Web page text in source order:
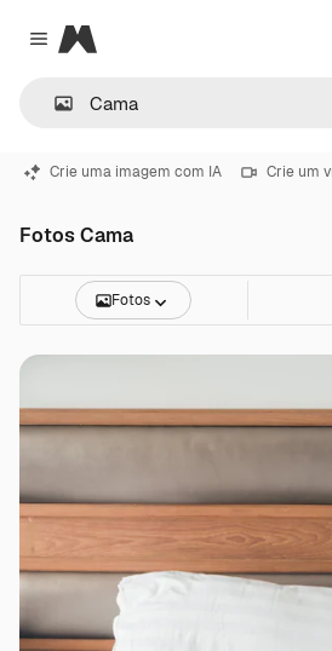
Close menu
Magnific
Crie uma imagem com IA Crie um
Fotos Cama
Fotos